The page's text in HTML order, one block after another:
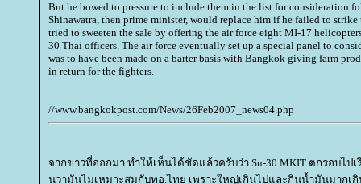
But he bowed to pressure to include them in the list for consideration
Shinawatra, then prime minister, would replace him if he failed to
tried to sweeten the sale by offering the air force eight MI-17
30 Thai officers. The air force eventually set up a special panel to
was to have been made on a barter basis with Bangkok giving farm
in return for the fighters.
//www.bangkokpost.com/News/26Feb2007_news04.php
จากข่าวที่ออกมา ทำให้เห็นได้ชัดแล้วครับว่า Su-30 MKIT ตกรอบไปเ
นว่ามันไม่เหมาะสมกับทอ.ไทย เพราะใหญ่เกินไปและกินน้ำมันมากเกิ